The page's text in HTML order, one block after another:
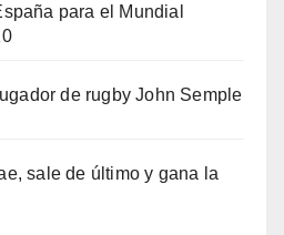
para el Mundial
de rugby John Semple
sale de último y gana la